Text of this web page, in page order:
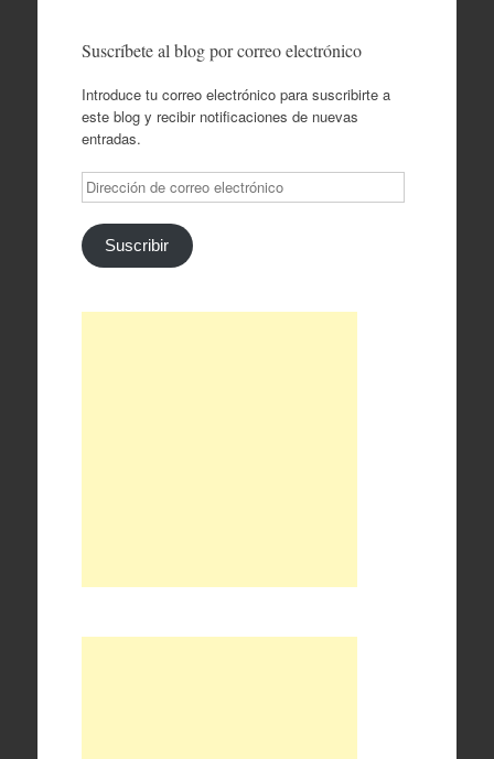
Suscríbete al blog por correo electrónico
Introduce tu correo electrónico para suscribirte a
este blog y recibir notificaciones de nuevas
entradas.
Dirección
de
correo
electrónico
Suscribir